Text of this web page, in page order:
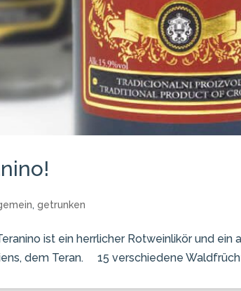
, getrunken
ist ein herrlicher Rotweinlikör und
dem Teran. 15 verschiedene